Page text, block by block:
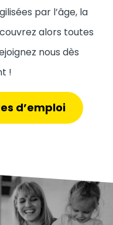
par l’âge, la
alors toutes
nous dès
!
d’emploi